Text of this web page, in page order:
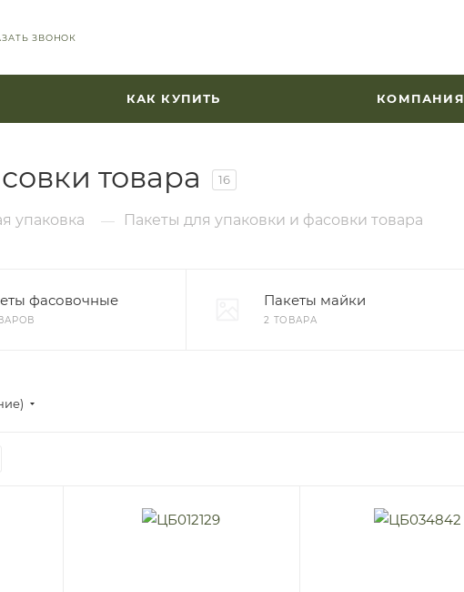
ЗВОНОК
КАК КУПИТЬ КОМПАНИЯ
товара 16
упаковка — Пакеты для упаковки и фасовки товара
фасовочные Пакеты майки
2 ТОВАРА